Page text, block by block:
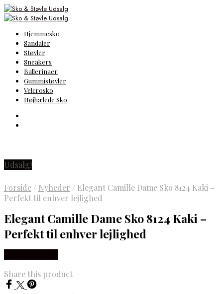
Hjemmesko
Sandaler
Støvler
Sneakers
Ballerinaer
Gummistøvler
Velcrosko
Højhælede Sko
Udsalg!
Forside / Nyheder / Elegant Camille Dame Sko 8124 Kaki –
Perfekt til enhver lejlighed
Elegant Camille Dame Sko 8124 Kaki –
Perfekt til enhver lejlighed
Share this product